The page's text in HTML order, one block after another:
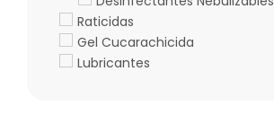
Raticidas
Gel Cucarachicida
Lubricantes